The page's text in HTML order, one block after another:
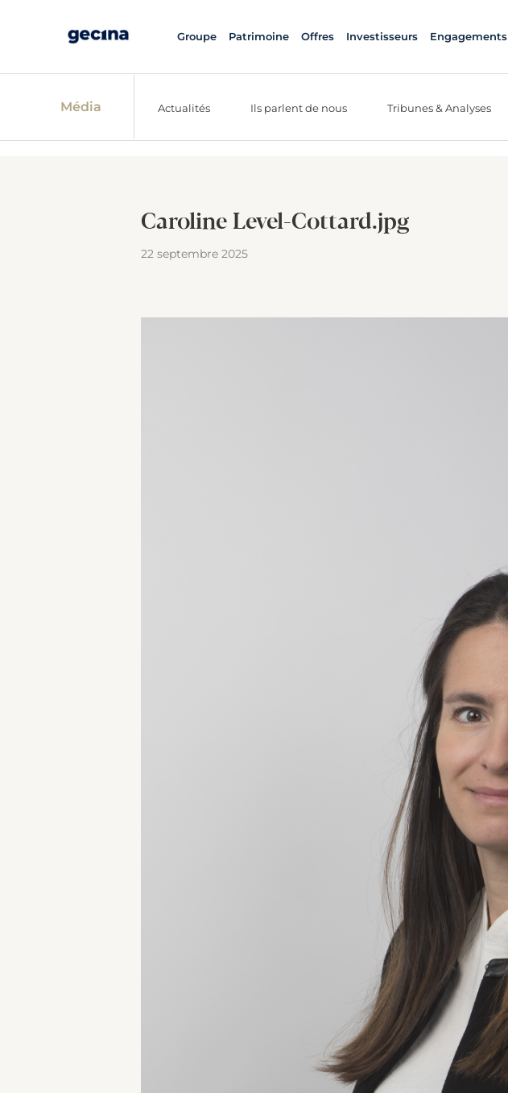
Groupe Patrimoine Offres Investisseurs Engagements
Média Actualités Ils parlent de nous Tribunes & Analyses
Caroline Level-Cottard.jpg
22 septembre 2025